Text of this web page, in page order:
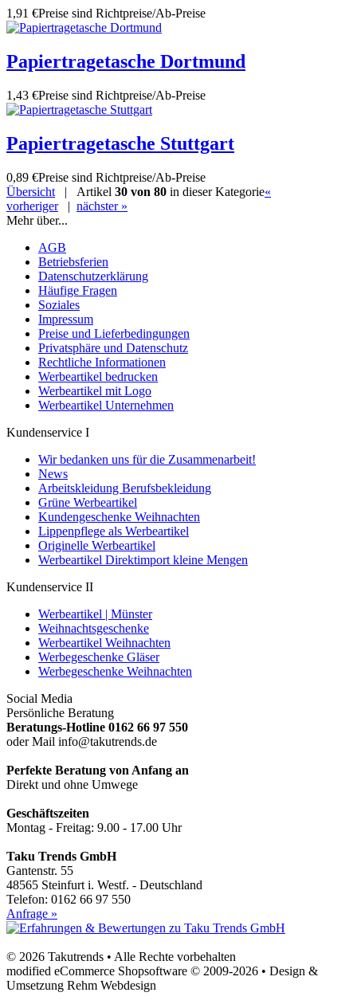
1,91 €Preise sind Richtpreise/Ab-Preise
Papiertragetasche Dortmund
1,43 €Preise sind Richtpreise/Ab-Preise
Papiertragetasche Stuttgart
0,89 €Preise sind Richtpreise/Ab-Preise
Übersicht | Artikel 30 von 80 in dieser Kategorie«
vorheriger| nächster »
Mehr über...
AGB
Betriebsferien
Datenschutzerklärung
Häufige Fragen
Soziales
Impressum
Preise und Lieferbedingungen
Privatsphäre und Datenschutz
Rechtliche Informationen
Werbeartikel bedrucken
Werbeartikel mit Logo
Werbeartikel Unternehmen
Kundenservice I
Wir bedanken uns für die Zusammenarbeit!
News
Arbeitskleidung Berufsbekleidung
Grüne Werbeartikel
Kundengeschenke Weihnachten
Lippenpflege als Werbeartikel
Originelle Werbeartikel
Werbeartikel Direktimport kleine Mengen
Kundenservice II
Werbeartikel | Münster
Weihnachtsgeschenke
Werbeartikel Weihnachten
Werbegeschenke Gläser
Werbegeschenke Weihnachten
Social Media
Persönliche Beratung
Beratungs-Hotline 0162 66 97 550
oder Mail info@takutrends.de
Perfekte Beratung von Anfang an
Direkt und ohne Umwege
Geschäftszeiten
Montag - Freitag: 9.00 - 17.00 Uhr
Taku Trends GmbH
Gantenstr. 55
48565 Steinfurt i. Westf. - Deutschland
Telefon: 0162 66 97 550
Anfrage »
© 2026 Takutrends • Alle Rechte vorbehalten
modified eCommerce Shopsoftware © 2009-2026 • Design &
Umsetzung Rehm Webdesign